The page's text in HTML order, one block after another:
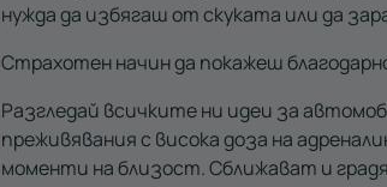
нужда да избягаш от скуката или да
Страхотен начин да покажеш
Разгледай всичките ни идеи за
преживявания с висока доза на
моменти на близост. Сближават и